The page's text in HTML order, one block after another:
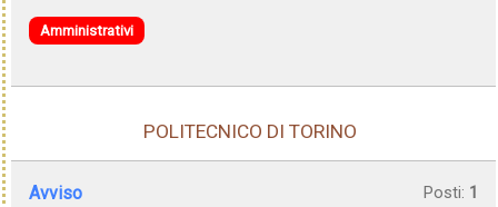
Amministrativi
POLITECNICO DI TORINO
Avviso Posti: 1